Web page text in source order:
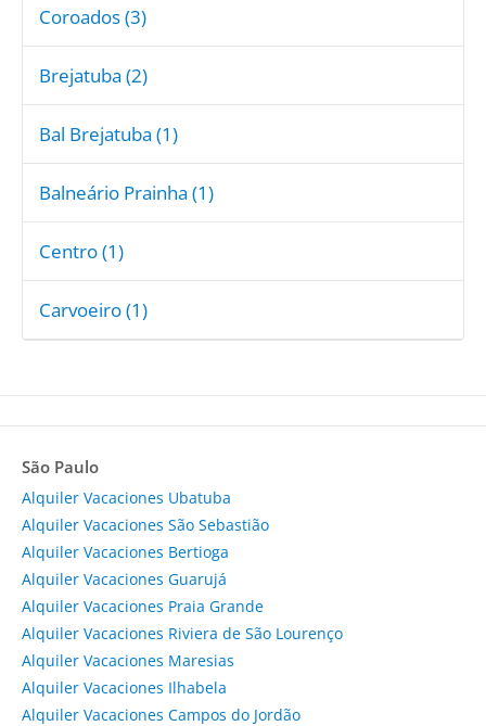
Coroados (3)
Brejatuba (2)
Bal Brejatuba (1)
Balneário Prainha (1)
Centro (1)
Carvoeiro (1)
São Paulo
Alquiler Vacaciones Ubatuba
Alquiler Vacaciones São Sebastião
Alquiler Vacaciones Bertioga
Alquiler Vacaciones Guarujá
Alquiler Vacaciones Praia Grande
Alquiler Vacaciones Riviera de São Lourenço
Alquiler Vacaciones Maresias
Alquiler Vacaciones Ilhabela
Alquiler Vacaciones Campos do Jordão